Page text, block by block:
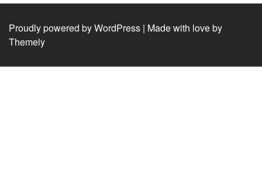
Proudly powered by WordPress | Made with love by
Themely